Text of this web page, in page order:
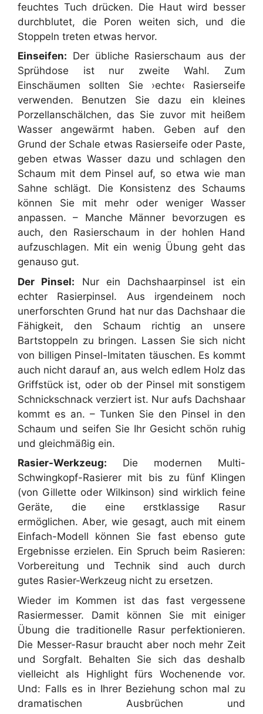
feuchtes Tuch drücken. Die Haut wird besser
durchblutet, die Poren weiten sich, und die
Stoppeln treten etwas hervor.
Einseifen: Der übliche Rasierschaum aus der
Sprühdose ist nur zweite Wahl. Zum
Einschäumen sollten Sie ›echte‹ Rasierseife
verwenden. Benutzen Sie dazu ein kleines
Porzellanschälchen, das Sie zuvor mit heißem
Wasser angewärmt haben. Geben auf den
Grund der Schale etwas Rasierseife oder Paste,
geben etwas Wasser dazu und schlagen den
Schaum mit dem Pinsel auf, so etwa wie man
Sahne schlägt. Die Konsistenz des Schaums
können Sie mit mehr oder weniger Wasser
anpassen. – Manche Männer bevorzugen es
auch, den Rasierschaum in der hohlen Hand
aufzuschlagen. Mit ein wenig Übung geht das
genauso gut.
Der Pinsel: Nur ein Dachshaarpinsel ist ein
echter Rasierpinsel. Aus irgendeinem noch
unerforschten Grund hat nur das Dachshaar die
Fähigkeit, den Schaum richtig an unsere
Bartstoppeln zu bringen. Lassen Sie sich nicht
von billigen Pinsel-Imitaten täuschen. Es kommt
auch nicht darauf an, aus welch edlem Holz das
Griffstück ist, oder ob der Pinsel mit sonstigem
Schnickschnack verziert ist. Nur aufs Dachshaar
kommt es an. – Tunken Sie den Pinsel in den
Schaum und seifen Sie Ihr Gesicht schön ruhig
und gleichmäßig ein.
Rasier-Werkzeug: Die modernen Multi-
Schwingkopf-Rasierer mit bis zu fünf Klingen
(von Gillette oder Wilkinson) sind wirklich feine
Geräte, die eine erstklassige Rasur
ermöglichen. Aber, wie gesagt, auch mit einem
Einfach-Modell können Sie fast ebenso gute
Ergebnisse erzielen. Ein Spruch beim Rasieren:
Vorbereitung und Technik sind auch durch
gutes Rasier-Werkzeug nicht zu ersetzen.
Wieder im Kommen ist das fast vergessene
Rasiermesser. Damit können Sie mit einiger
Übung die traditionelle Rasur perfektionieren.
Die Messer-Rasur braucht aber noch mehr Zeit
und Sorgfalt. Behalten Sie sich das deshalb
vielleicht als Highlight fürs Wochenende vor.
Und: Falls es in Ihrer Beziehung schon mal zu
dramatischen Ausbrüchen und